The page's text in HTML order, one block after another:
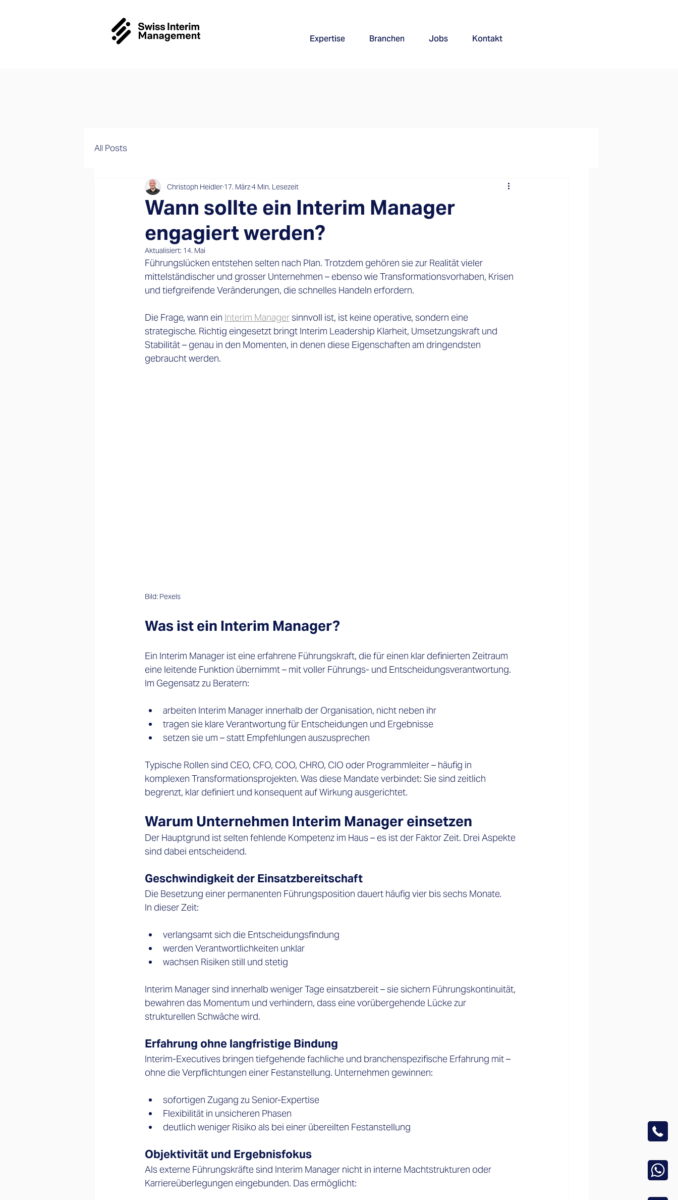
Expertise Branchen Jobs Kontakt
All Posts
Wann sollte ein Interim Manager
engagiert werden?
Christoph Heidler 17. März4 Min. Lesezeit
Aktualisiert: 14. Mai
Führungslücken entstehen selten nach Plan. Trotzdem gehören sie zur Realität vieler
mittelständischer und grosser Unternehmen – ebenso wie Transformationsvorhaben, Krisen
und tiefgreifende Veränderungen, die schnelles Handeln erfordern.
Die Frage, wann ein Interim Manager sinnvoll ist, ist keine operative, sondern eine
strategische. Richtig eingesetzt bringt Interim Leadership Klarheit, Umsetzungskraft und
Stabilität – genau in den Momenten, in denen diese Eigenschaften am dringendsten
gebraucht werden.
Bild: Pexels
Was ist ein Interim Manager?
Ein Interim Manager ist eine erfahrene Führungskraft, die für einen klar definierten Zeitraum
eine leitende Funktion übernimmt – mit voller Führungs- und Entscheidungsverantwortung.
Im Gegensatz zu Beratern:
arbeiten Interim Manager innerhalb der Organisation, nicht neben ihr
tragen sie klare Verantwortung für Entscheidungen und Ergebnisse
setzen sie um – statt Empfehlungen auszusprechen
Typische Rollen sind CEO, CFO, COO, CHRO, CIO oder Programmleiter – häufig in
komplexen Transformationsprojekten. Was diese Mandate verbindet: Sie sind zeitlich
begrenzt, klar definiert und konsequent auf Wirkung ausgerichtet.
Warum Unternehmen Interim Manager einsetzen
Der Hauptgrund ist selten fehlende Kompetenz im Haus – es ist der Faktor Zeit. Drei Aspekte
sind dabei entscheidend.
Geschwindigkeit der Einsatzbereitschaft
Die Besetzung einer permanenten Führungsposition dauert häufig vier bis sechs Monate.
In dieser Zeit:
verlangsamt sich die Entscheidungsfindung
werden Verantwortlichkeiten unklar
wachsen Risiken still und stetig
Interim Manager sind innerhalb weniger Tage einsatzbereit – sie sichern Führungskontinuität,
bewahren das Momentum und verhindern, dass eine vorübergehende Lücke zur
strukturellen Schwäche wird.
Erfahrung ohne langfristige Bindung
Interim-Executives bringen tiefgehende fachliche und branchenspezifische Erfahrung mit –
ohne die Verpflichtungen einer Festanstellung. Unternehmen gewinnen:
sofortigen Zugang zu Senior-Expertise
Flexibilität in unsicheren Phasen
deutlich weniger Risiko als bei einer übereilten Festanstellung
Objektivität und Ergebnisfokus
Als externe Führungskräfte sind Interim Manager nicht in interne Machtstrukturen oder
Karriereüberlegungen eingebunden. Das ermöglicht: